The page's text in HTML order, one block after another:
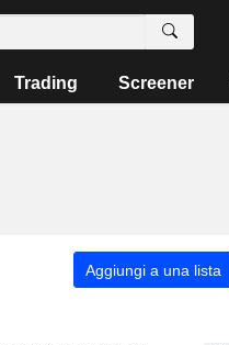
Trading Screener
Aggiungi a una lista